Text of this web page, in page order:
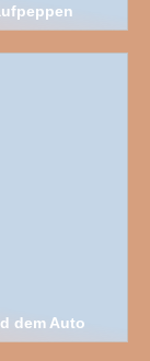
dem Auto